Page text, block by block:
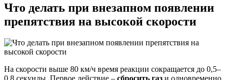
Что делать при внезапном появлении
препятствия на высокой скорости
На скорости выше 80 км/ч время реакции сокращается до 0,5–